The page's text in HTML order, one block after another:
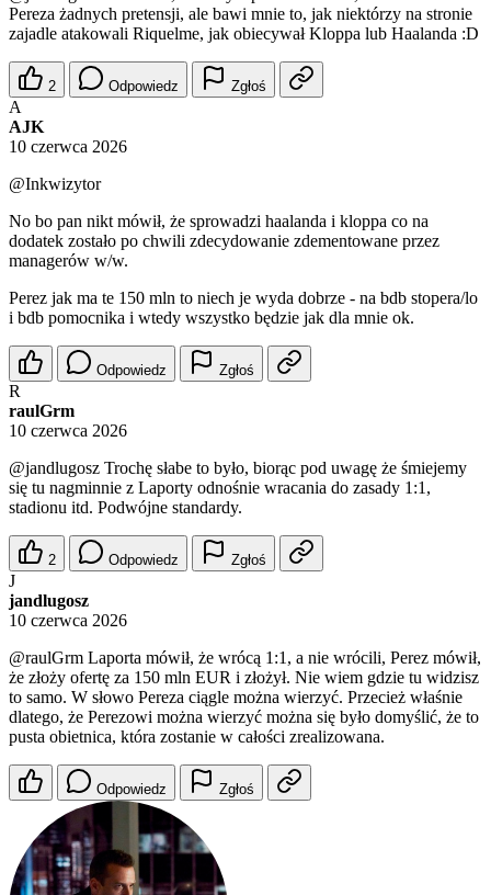
Pereza żadnych pretensji, ale bawi mnie to, jak niektórzy na stronie
zajadle atakowali Riquelme, jak obiecywał Kloppa lub Haalanda :D
2 Odpowiedz Zgłoś
A
AJK
10 czerwca 2026
@Inkwizytor
No bo pan nikt mówił, że sprowadzi haalanda i kloppa co na
dodatek zostało po chwili zdecydowanie zdementowane przez
managerów w/w.
Perez jak ma te 150 mln to niech je wyda dobrze - na bdb stopera/lo
i bdb pomocnika i wtedy wszystko będzie jak dla mnie ok.
Odpowiedz Zgłoś
R
raulGrm
10 czerwca 2026
@jandlugosz Trochę słabe to było, biorąc pod uwagę że śmiejemy
się tu nagminnie z Laporty odnośnie wracania do zasady 1:1,
stadionu itd. Podwójne standardy.
2 Odpowiedz Zgłoś
J
jandlugosz
10 czerwca 2026
@raulGrm Laporta mówił, że wrócą 1:1, a nie wrócili, Perez mówił,
że złoży ofertę za 150 mln EUR i złożył. Nie wiem gdzie tu widzisz
to samo. W słowo Pereza ciągle można wierzyć. Przecież właśnie
dlatego, że Perezowi można wierzyć można się było domyślić, że to
pusta obietnica, która zostanie w całości zrealizowana.
Odpowiedz Zgłoś